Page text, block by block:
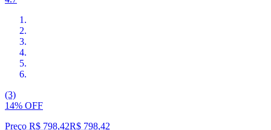
(3)
14% OFF
Preço R$ 798,42R$ 798,42